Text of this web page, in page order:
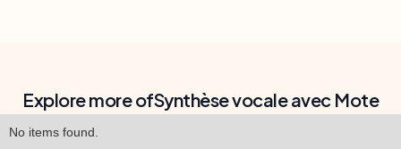
Explore more ofSynthèse vocale avec Mote
No items found.